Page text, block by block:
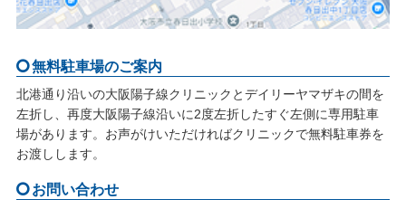
無料駐車場のご案内
北港通り沿いの大阪陽子線クリニックとデイリーヤマザキの間を
左折し、再度大阪陽子線沿いに2度左折したすぐ左側に専用駐車
場があります。お声がけいただければクリニックで無料駐車券を
お渡しします。
お問い合わせ